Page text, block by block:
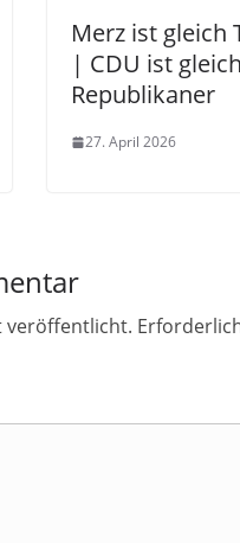
Merz ist gleich
| CDU ist gleich
Republikaner
27. April 2026
veröffentlicht.